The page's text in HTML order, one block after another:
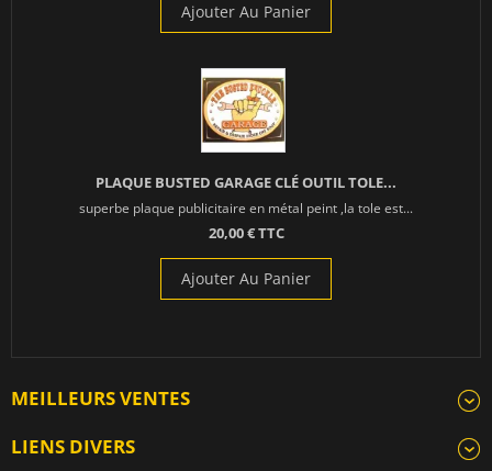
Ajouter Au Panier
PLAQUE BUSTED GARAGE CLÉ OUTIL TOLE...
superbe plaque publicitaire en métal peint ,la tole est...
20,00 € TTC
Ajouter Au Panier
MEILLEURS VENTES
LIENS DIVERS